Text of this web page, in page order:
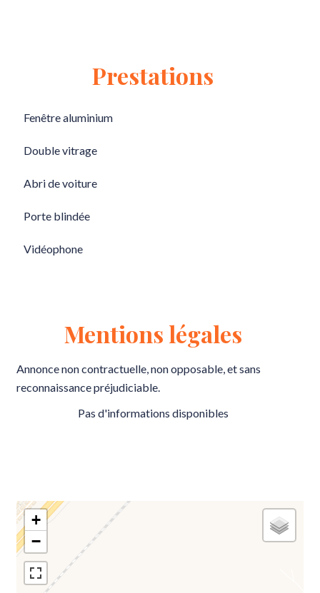
Prestations
Fenêtre aluminium
Double vitrage
Abri de voiture
Porte blindée
Vidéophone
Mentions légales
Annonce non contractuelle, non opposable, et sans
reconnaissance préjudiciable.
Pas d'informations disponibles
+
−